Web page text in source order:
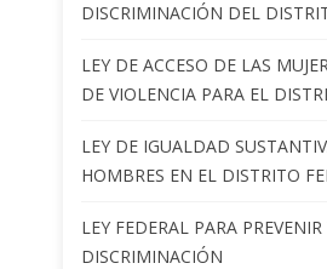
DISCRIMINACIÓN DEL
LEY DE ACCESO DE LAS
DE VIOLENCIA PARA EL
LEY DE IGUALDAD
HOMBRES EN EL DISTRITO
LEY FEDERAL PARA
DISCRIMINACIÓN